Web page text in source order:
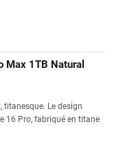
Max 1TB Natural
titanesque. Le design
16 Pro, fabriqué en titane